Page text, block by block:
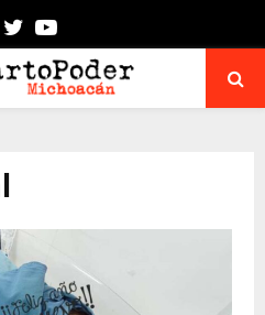
TwitterYoutube